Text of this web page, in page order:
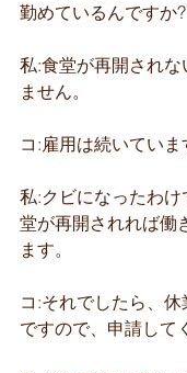
勤めているんですか?
私:食堂が再開され
ません。
コ:雇用は続いていま
私:クビになったわ
堂が再開されれば働
ます。
コ:それでしたら、
ですので、申請して